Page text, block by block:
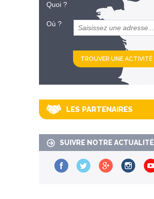
Quoi ?
Où ?
et
km alentour
LES PARTENAIRES
SUIVRE NOTRE ACTUALITÉ